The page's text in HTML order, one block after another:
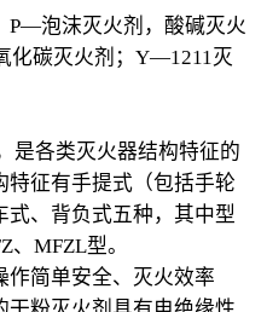
P—泡沫灭火剂，酸碱灭火
碳灭火剂；Y—1211灭
是各类灭火器结构特征的
征有手提式（包括手轮
、背负式五种，其中型
、MFZL型。
作简单安全、灭火效率